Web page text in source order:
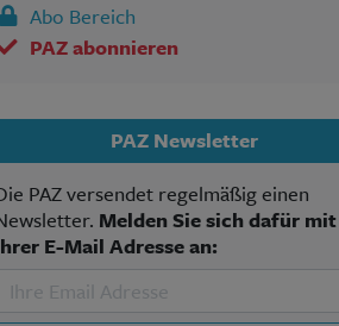
Abo Bereich
PAZ abonnieren
PAZ Newsletter
PAZ versendet regelmäßig einen
Melden Sie sich dafür mit
E-Mail Adresse an: